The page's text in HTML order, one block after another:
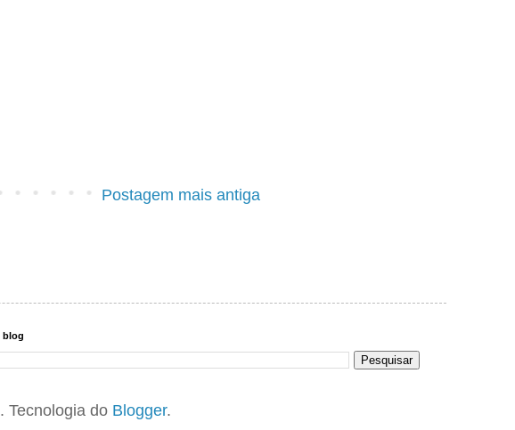
Postagem mais antiga
blog
Tecnologia do Blogger.